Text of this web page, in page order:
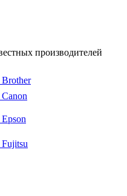
производителей